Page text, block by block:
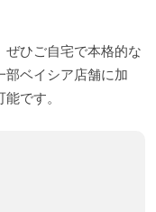
ぜひご自宅で本格的な
部ベイシア店舗に加
です。